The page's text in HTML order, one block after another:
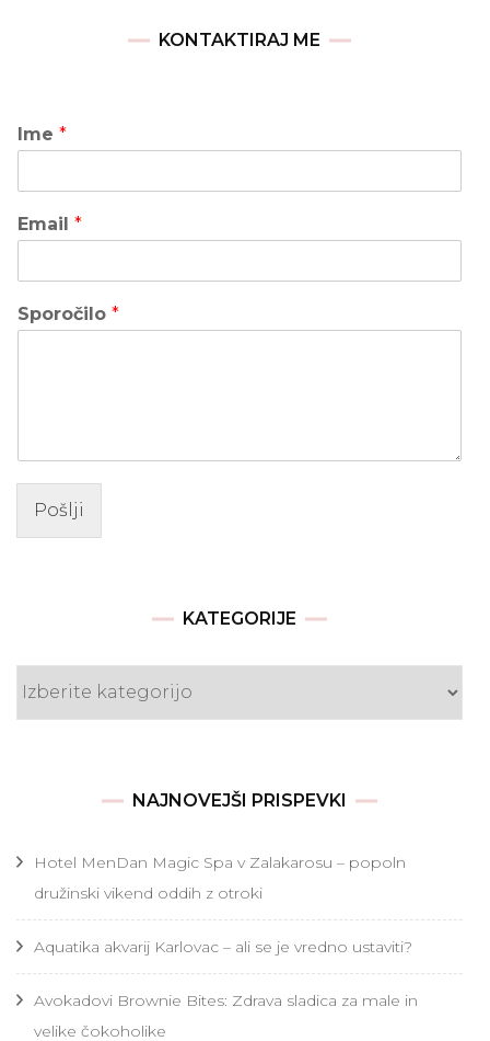
KONTAKTIRAJ ME
Ime *
Email *
Sporočilo *
Pošlji
KATEGORIJE
Kategorije
NAJNOVEJŠI PRISPEVKI
Hotel MenDan Magic Spa v Zalakarosu – popoln
družinski vikend oddih z otroki
Aquatika akvarij Karlovac – ali se je vredno ustaviti?
Avokadovi Brownie Bites: Zdrava sladica za male in
velike čokoholike